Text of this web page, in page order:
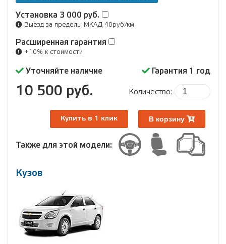
Установка 3 000 руб.
Выезд за пределы МКАД 40руб/км
Расширенная гарантия
+10% к стоимости
Кузов
Уточняйте наличие Гарантия 1 год
10 500 руб. Количество:
Купить в 1 клик В корзину
Также для этой модели: